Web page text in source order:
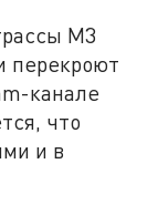
М3
перекроют
канале
что
и в